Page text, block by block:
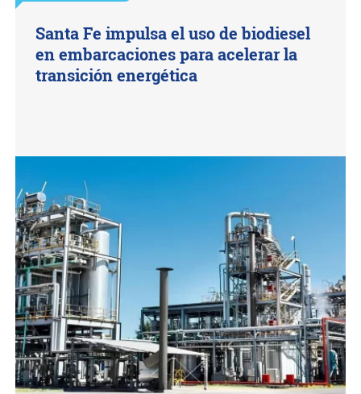
Santa Fe impulsa el uso de biodiesel
en embarcaciones para acelerar la
transición energética